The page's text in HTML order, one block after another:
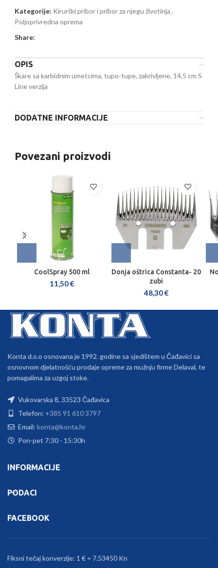
Kategorije: Kirurški pribor i pribor za njegu životinja,
Poljoprivredna oprema
Share:
OPIS
Škare sa karbidnim umetcima, tupo-tupe, zakrivljene, 14,5 cm S
Line verzija
DODATNE INFORMACIJE
Povezani proizvodi
CoolSpray 500 ml
11,50€
Donja oštrica Constanta- 20
zubi
48,30€
Konta d.o.o osnovana je 1992. godine sa sjedištem u Čađavici sa
osnovnom djelatnošću prodaje opreme za mužnju firme Delaval, te
pomagalima za uzgoj stoke.
Vukovarska 8, 33523 Čađavica
Telefon: +385 91 610 3797
Email: konta@konta.hr
Pon-pet 7:30 - 15:30h
INFORMACIJE
PODACI
FACEBOOK
Fiksni tečaj konverzije: 1 € = 7.53450 Kn